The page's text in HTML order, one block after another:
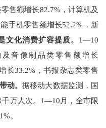
售额增长82.7% ，计算机及
能手机零售额增长52.2% ， 新
文化消费扩容提质。 1—10
音像制品类零售额增长
长33.2% ，书报杂志类零售
动。据移动大数据监测，国
万人次。 1—10 月，全市限
。